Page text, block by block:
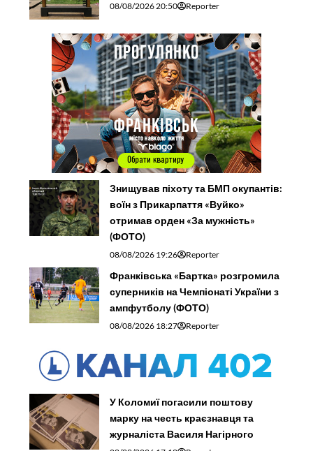
08/08/2026 20:50 Reporter
Знищував піхоту та БМП окупантів:
воїн з Прикарпаття «Вуйко»
отримав орден «За мужність»
(ФОТО)
08/08/2026 19:26 Reporter
Франківська «Бартка» розгромила
суперників на Чемпіонаті України з
ампфутболу (ФОТО)
08/08/2026 18:27 Reporter
У Коломиї погасили поштову
марку на честь краєзнавця та
журналіста Василя Нагірного